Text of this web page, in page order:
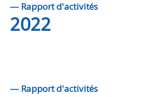
— Rapport d'activités
2022
— Rapport d'activités